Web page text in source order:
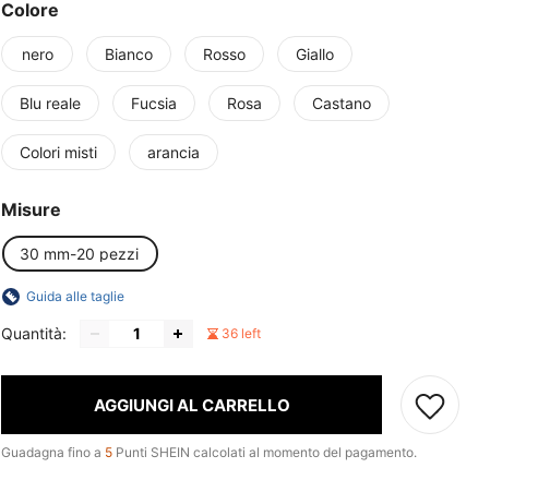
Colore
nero Bianco Rosso Giallo
Blu reale Fucsia Rosa Castano
Colori misti arancia
Misure
30 mm-20 pezzi
Guida alle taglie
Quantità: 36 left
AGGIUNGI AL CARRELLO
Guadagna fino a 5 Punti SHEIN calcolati al momento del pagamento.